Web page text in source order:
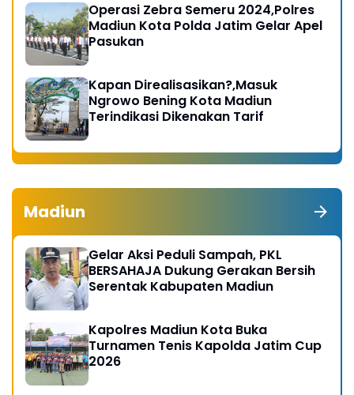
Operasi Zebra Semeru 2024,Polres
Madiun Kota Polda Jatim Gelar Apel
Pasukan
Kapan Direalisasikan?,Masuk
Ngrowo Bening Kota Madiun
Terindikasi Dikenakan Tarif
Madiun
Gelar Aksi Peduli Sampah, PKL
BERSAHAJA Dukung Gerakan Bersih
Serentak Kabupaten Madiun
Kapolres Madiun Kota Buka
Turnamen Tenis Kapolda Jatim Cup
2026